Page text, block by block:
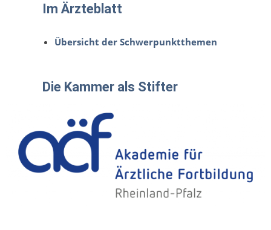
Im Ärzteblatt
Übersicht der Schwerpunktthemen
Die Kammer als Stifter